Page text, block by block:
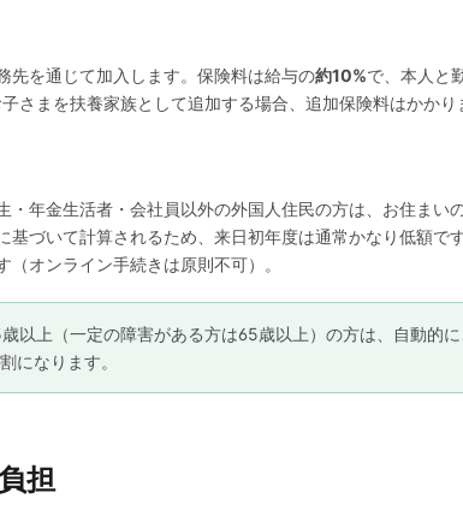
先を通じて加入します。保険料は給与の約10%で、本人と
さまを扶養家族として追加する場合、追加保険料はかかり
・年金生活者・会社員以外の外国人住民の方は、お住まい
基づいて計算されるため、来日初年度は通常かなり低額で
オンライン手続きは原則不可）。
以上（一定の障害がある方は65歳以上）の方は、自動的
になります。
担